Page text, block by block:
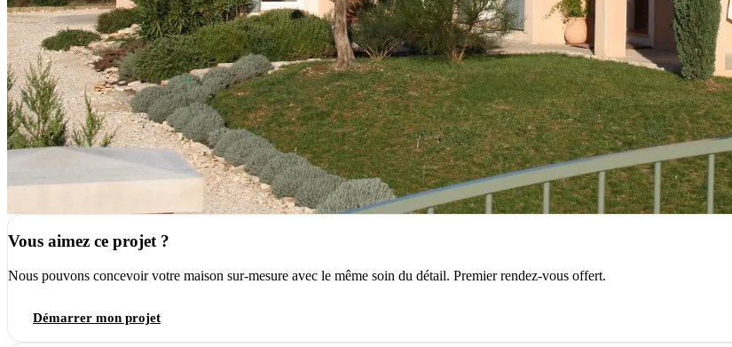
Vous aimez ce projet ?
Nous pouvons concevoir votre maison sur-mesure avec le même soin du détail. Premier rendez-vous offert.
Démarrer mon projet